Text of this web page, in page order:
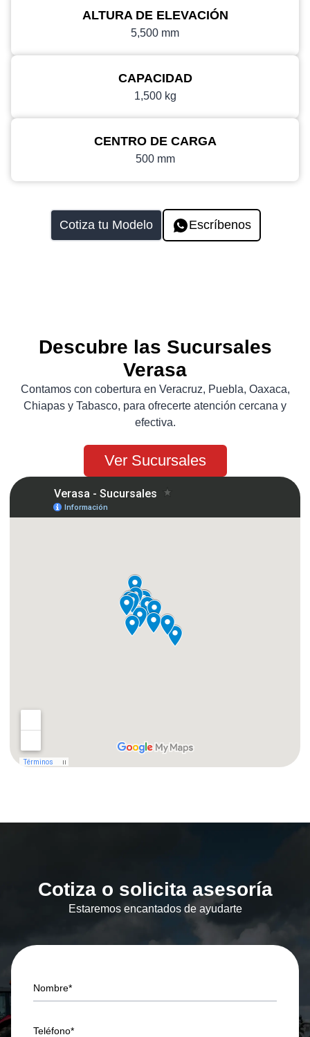
ALTURA DE ELEVACIÓN
5,500 mm
CAPACIDAD
1,500 kg
CENTRO DE CARGA
500 mm
Cotiza tu Modelo Escríbenos
Descubre las Sucursales
Verasa
Contamos con cobertura en Veracruz, Puebla, Oaxaca,
Chiapas y Tabasco, para ofrecerte atención cercana y
efectiva.
Ver Sucursales
Cotiza o solicita asesoría
Estaremos encantados de ayudarte
Nombre*
Teléfono*